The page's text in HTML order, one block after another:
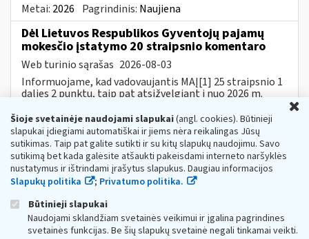
Metai: 2026 Pagrindinis: Naujiena
Dėl Lietuvos Respublikos Gyventojų pajamų
mokesčio įstatymo 20 straipsnio komentaro
Web turinio sąrašas 2026-08-03
Informuojame, kad vadovaujantis MAĮ[1] 25 straipsnio 1
dalies 2 punktu, taip pat atsižvelgiant į nuo 2026 m.
patvirtintą Lietuvos Respublikos...
Metai:2026 Mokesčiai:Gyventojų pajamų mokestis
Dėl akcizų įstatymo 19 straipsnio apibendrinto
paaiškinimo (komentaro) parengimo
Web turinio sąrašas 2026-07-15
Siekdami užtikrinti sklandų
įgyvendinimą, parengėme Lietuvos Respublikos akcizų
įstatymo 19 straipsnio apibendrintą paaiškinimą
Šioje svetainėje naudojami slapukai(angl. cookies). Būtinieji
slapukai įdiegiami automatiškai ir jiems nėra reikalingas Jūsų
sutikimas. Taip pat galite sutikti ir su kitų slapukų naudojimu. Savo
sutikimą bet kada galėsite atšaukti pakeisdami interneto naršyklės
nustatymus ir ištrindami įrašytus slapukus. Daugiau informacijos
Slapukų politika
; Privatumo politika.
Būtinieji slapukai
Naudojami sklandžiam svetainės veikimui ir įgalina pagrindines
svetainės funkcijas. Be šių slapukų svetainė negali tinkamai veikti.